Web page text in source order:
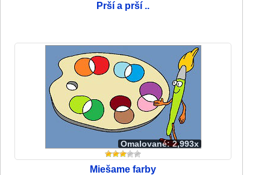
Prší a prší ..
Omalované: 2,993x
Miešame farby